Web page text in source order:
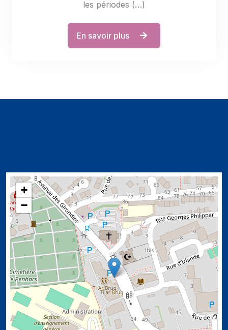
En savoir plus
+
−